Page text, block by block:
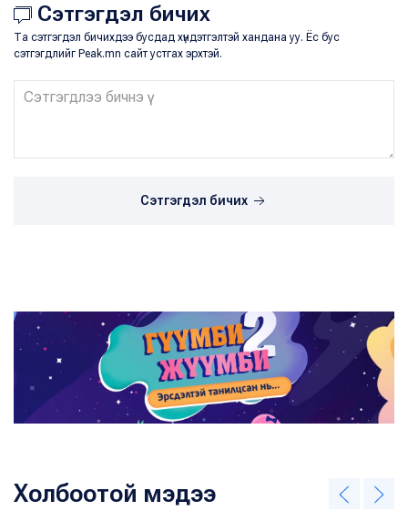
Сэтгэгдэл бичих
Та сэтгэгдэл бичихдээ бусдад хүндэтгэлтэй хандана уу. Ёс бус
сэтгэгдлийг Peak.mn сайт устгах эрхтэй.
Сэтгэгдэл бичих
Холбоотой мэдээ